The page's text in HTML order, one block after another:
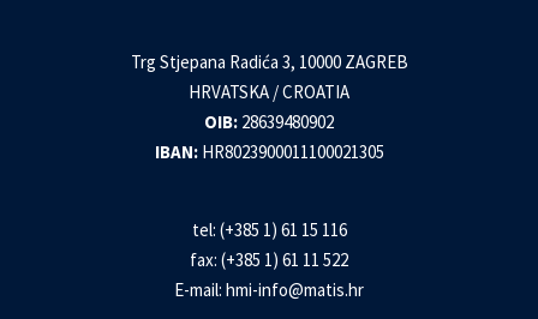
Trg Stjepana Radića 3, 10000 ZAGREB
HRVATSKA / CROATIA
OIB: 28639480902
IBAN: HR8023900011100021305
tel: (+385 1) 61 15 116
fax: (+385 1) 61 11 522
E-mail: hmi-info@matis.hr